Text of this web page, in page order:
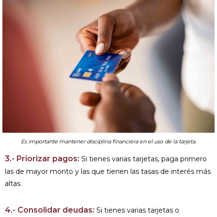
Es importante mantener disciplina financiera en el uso de la tarjeta.
3.- Priorizar pagos: Si tienes varias tarjetas, paga primero
las de mayor monto y las que tienen las tasas de interés más
altas.
4.- Consolidar deudas: Si tienes varias tarjetas o